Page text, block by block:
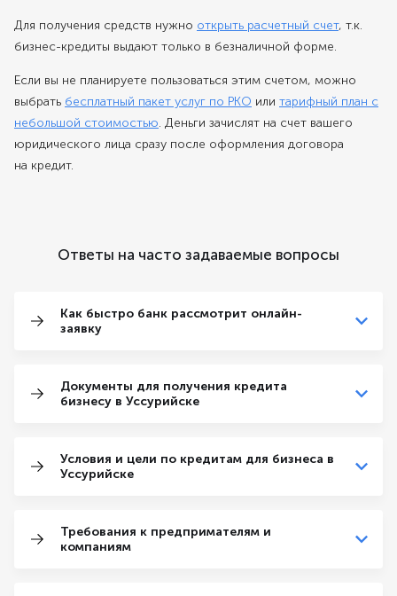
Для получения средств нужно открыть расчетный счет, т.к.
бизнес-кредиты выдают только в безналичной форме.
Если вы не планируете пользоваться этим счетом, можно
выбрать бесплатный пакет услуг по РКО или тарифный план с
небольшой стоимостью. Деньги зачислят на счет вашего
юридического лица сразу после оформления договора
на кредит.
Ответы на часто задаваемые вопросы
Как быстро банк рассмотрит онлайн-
заявку
Документы для получения кредита
бизнесу в Уссурийске
Условия и цели по кредитам для бизнеса в
Уссурийске
Требования к предпримателям и
компаниям